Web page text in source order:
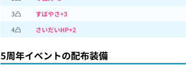
3凸
すばやさ+3
4凸
さいだいHP+2
5周年イベントの配布装備